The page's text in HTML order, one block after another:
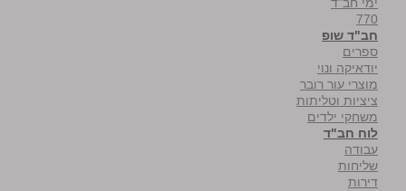
770
חב"ד שופ
ספרים
יודאיקה ונוי
מוצרי עור רובר
ציציות וטליתות
משחקי ילדים
לוח חב"ד
עבודה
שליחות
דירות